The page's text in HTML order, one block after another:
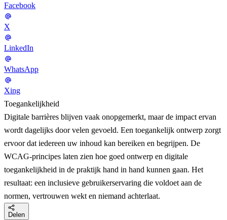
Facebook
X
LinkedIn
WhatsApp
Xing
Toegankelijkheid
Digitale barrières blijven vaak onopgemerkt, maar de impact ervan
wordt dagelijks door velen gevoeld. Een toegankelijk ontwerp zorgt
ervoor dat iedereen uw inhoud kan bereiken en begrijpen. De
WCAG-principes laten zien hoe goed ontwerp en digitale
toegankelijkheid in de praktijk hand in hand kunnen gaan. Het
resultaat: een inclusieve gebruikerservaring die voldoet aan de
normen, vertrouwen wekt en niemand achterlaat.
Delen